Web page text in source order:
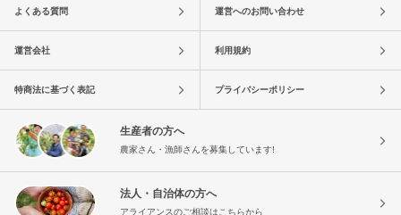
よくある質問 運営へのお問い合わせ
運営会社 利用規約
特商法に基づく表記 プライバシーポリシー
生産者の方へ
農家さん・漁師さんを募集しています!
法人・自治体の方へ
アライアンスのご相談はこちらから